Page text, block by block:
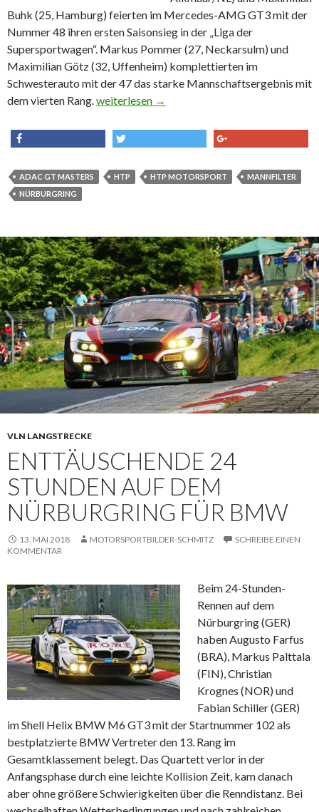
Buhk (25, Hamburg) feierten im Mercedes-AMG GT3 mit der
Nummer 48 ihren ersten Saisonsieg in der „Liga der
Supersportwagen“. Markus Pommer (27, Neckarsulm) und
Maximilian Götz (32, Uffenheim) komplettierten im
Schwesterauto mit der 47 das starke Mannschaftsergebnis mit
dem vierten Rang.Dominanter Sieg für das MANN-FILTER
weiterlesen →
ADAC GT MASTERS HTP HTP MOTORSPORT
MANNFILTER
NÜRBURGRING
VLN LANGSTRECKE
ENTTÄUSCHENDE 24
STUNDEN AUF DEM
NÜRBURGRING FÜR BMW
13. MAI 2018 MOTORSPORTBILDER-SCHMITZ
SCHREIBE EINEN
KOMMENTAR
Beim 24-Stunden-
Rennen auf dem
Nürburgring (GER)
haben Augusto Farfus
(BRA), Markus Palttala
(FIN), Christian
Krognes (NOR) und
Fabian Schiller (GER)
im Shell Helix BMW M6 GT3 mit der Startnummer 102 als
bestplatzierte BMW Vertreter den 13. Rang im
Gesamtklassement belegt. Das Quartett verlor in der
Anfangsphase durch eine leichte Kollision Zeit, kam danach
aber ohne größere Schwierigkeiten über die Renndistanz. Bei